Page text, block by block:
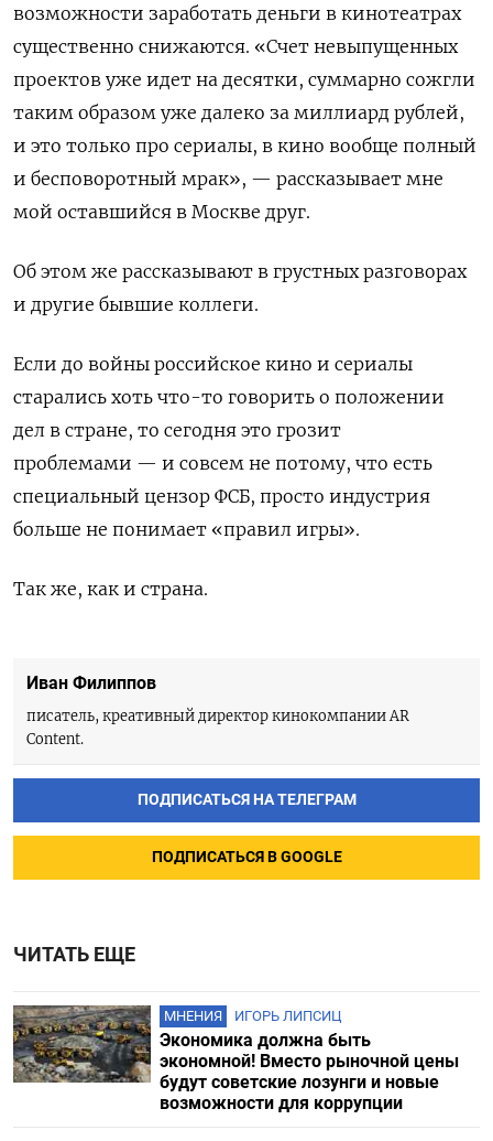
возможности заработать деньги в кинотеатрах
существенно снижаются. «Счет невыпущенных
проектов уже идет на десятки, суммарно сожгли
таким образом уже далеко за миллиард рублей,
и это только про сериалы, в кино вообще полный
и бесповоротный мрак», — рассказывает мне
мой оставшийся в Москве друг.
Об этом же рассказывают в грустных разговорах
и другие бывшие коллеги.
Если до войны российское кино и сериалы
старались хоть что-то говорить о положении
дел в стране, то сегодня это грозит
проблемами — и совсем не потому, что есть
специальный цензор ФСБ, просто индустрия
больше не понимает «правил игры».
Так же, как и страна.
Иван Филиппов
писатель, креативный директор кинокомпании AR
Content.
ПОДПИСАТЬСЯ НА ТЕЛЕГРАМ
ПОДПИСАТЬСЯ В GOOGLE
ЧИТАТЬ ЕЩЕ
МНЕНИЯ ИГОРЬ ЛИПСИЦ
Экономика должна быть
экономной! Вместо рыночной цены
будут советские лозунги и новые
возможности для коррупции